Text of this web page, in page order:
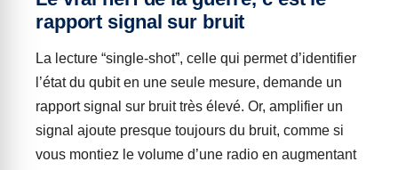
rapport signal sur bruit
La lecture “single-shot”, celle qui permet d’identifier
l’état du qubit en une seule mesure, demande un
rapport signal sur bruit très élevé. Or, amplifier un
signal ajoute presque toujours du bruit, comme si
vous montiez le volume d’une radio en augmentant